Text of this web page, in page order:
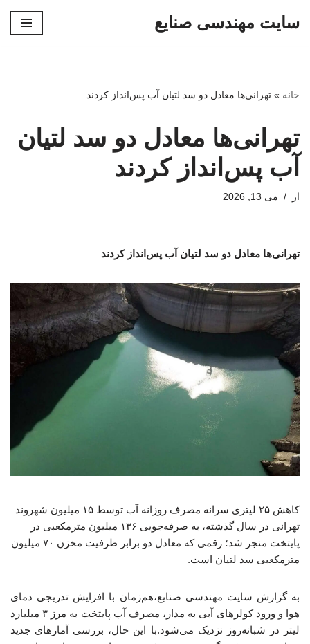
سایت مهندسی صنایع
خانه » تهرانی‌ها معادل دو سد لتیان آب پس‌انداز کردند
تهرانی‌ها معادل دو سد لتیان
آب پس‌انداز کردند
از می 13, 2026
تهرانی‌ها معادل دو سد لتیان آب پس‌انداز کردند
کاهش ۲۵ لیتری سرانه مصرف روزانه آب توسط ۱۵ میلیون شهروند
تهرانی در سال گذشته، به صرفه‌جویی ۱۳۶ میلیون مترمکعبی در
پایتخت منجر شد؛ رقمی که معادل دو برابر ظرفیت مخزن ۷۰ میلیون
مترمکعبی سد لتیان است.
به گزارش سایت مهندسی صنایع،هم‌زمان با افزایش تدریجی دمای
هوا و ورود کولرهای آبی به مدار، مصرف آب پایتخت به مرز ۳ میلیارد
لیتر در شبانه‌روز نزدیک می‌شود.با این حال، بررسی آمارهای جدید